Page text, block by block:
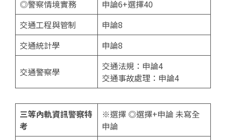
◎警察情境實務
申論6+選擇40
交通工程與管制
申論8
交通統計學
申論8
交通警察學
交通法規：申論4
交通事故處理：申論4
三等內軌資訊警察特
考
※選擇 ◎選擇+申論 未寫全
申論